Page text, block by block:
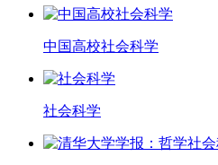
中国高校社会科学
社会科学